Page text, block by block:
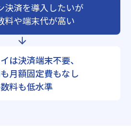
決済を導入したいが
料や端末代が高い
は決済端末不要、
月額固定費もなし
料も低水準